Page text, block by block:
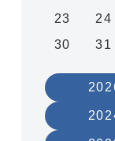
23
24
30
31